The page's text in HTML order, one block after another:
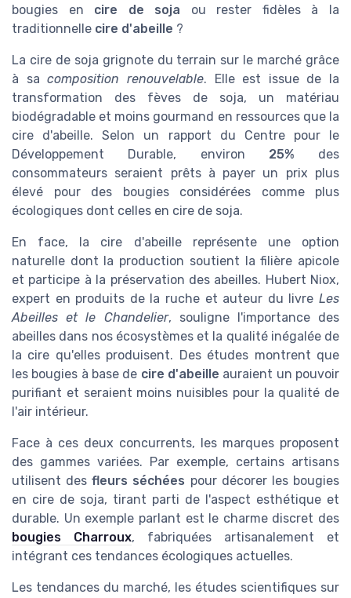
bougies en cire de soja ou rester fidèles à la
traditionnelle cire d'abeille ?
La cire de soja grignote du terrain sur le marché grâce
à sacomposition renouvelable. Elle est issue de la
transformation des fèves de soja, un matériau
biodégradable et moins gourmand en ressources que la
cire d'abeille. Selon un rapport du Centre pour le
Développement Durable, environ 25% des
consommateurs seraient prêts à payer un prix plus
élevé pour des bougies considérées comme plus
écologiques dont celles en cire de soja.
En face, la cire d'abeille représente une option
naturelle dont la production soutient la filière apicole
et participe à la préservation des abeilles. Hubert Niox,
expert en produits de la ruche et auteur du livre Les
Abeilles et le Chandelier, souligne l'importance des
abeilles dans nos écosystèmes et la qualité inégalée de
la cire qu'elles produisent. Des études montrent que
les bougies à base de cire d'abeille auraient un pouvoir
purifiant et seraient moins nuisibles pour la qualité de
l'air intérieur.
Face à ces deux concurrents, les marques proposent
des gammes variées. Par exemple, certains artisans
utilisent desfleurs séchées pour décorer les bougies
en cire de soja, tirant parti de l'aspect esthétique et
durable. Un exemple parlant est le charme discret des
bougies Charroux, fabriquées artisanalement et
intégrant ces tendances écologiques actuelles.
Les tendances du marché, les études scientifiques sur